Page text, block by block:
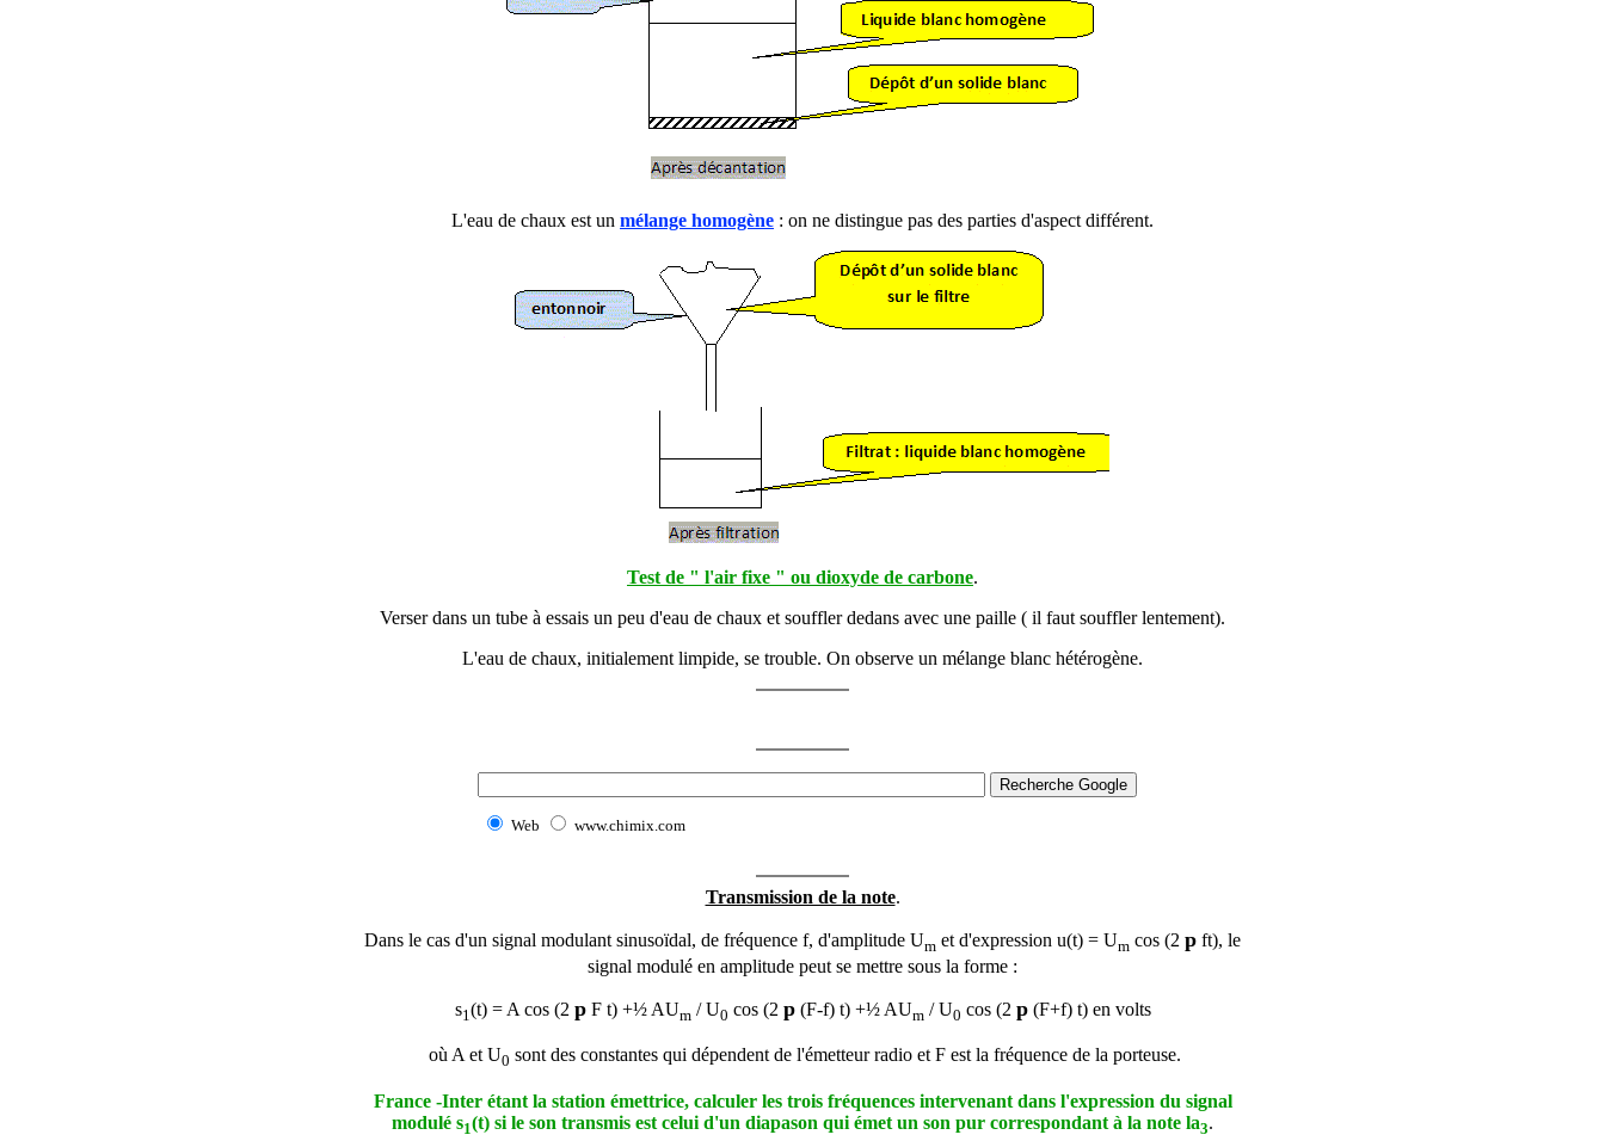
L'eau de chaux est un mélange homogène : on ne distingue pas des parties d'aspect différent.
Test de " l'air fixe " ou dioxyde de carbone.
Verser dans un tube à essais un peu d'eau de chaux et souffler dedans avec une paille ( il faut souffler lentement).
L'eau de chaux, initialement limpide, se trouble. On observe un mélange blanc hétérogène.
Web www.chimix.com
Transmission de la note.
Dans le cas d'un signal modulant sinusoïdal, de fréquence f, d'amplitude Um et d'expression u(t) = Um cos (2 p ft), le
signal modulé en amplitude peut se mettre sous la forme :
s1(t) = A cos (2 pF t) +½ AUm / U0 cos (2 p(F-f) t) +½ AUm / U0 cos (2 p(F+f) t) en volts
où A et U0 sont des constantes qui dépendent de l'émetteur radio et F est la fréquence de la porteuse.
France -Inter étant la station émettrice, calculer les trois fréquences intervenant dans l'expression du signal
modulé s1(t) si le son transmis est celui d'un diapason qui émet un son pur correspondant à la note la3.